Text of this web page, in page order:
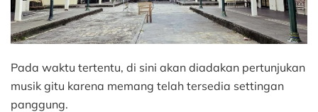
Pada waktu tertentu, di sini akan diadakan pertunjukan
musik gitu karena memang telah tersedia settingan
panggung.